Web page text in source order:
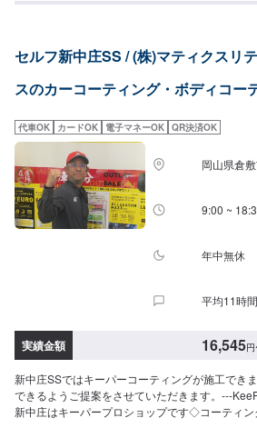
月無料点検洗車のサービスがございます。詳細
ください。＜＜コーティングオプション＞＞◉鉄
いた鉄粉を取り除きます。⚪︎施工価格（車サイ
2,970円（Sサイズ）3,310円（Mサイズ）3,620
ね返るピッチやタールをきれいに除去します。（
ィングの前処理・汚れ落としできれいに取ること
間：15分〜）「松ヤニ」などの樹液を、きれい
の前処理で取れることがあります）◉石灰のシミ
の粉。放っておくと白い汚れがこびりつきます。
取れることも多い）※症状によって別途お見積り
びりつく花粉。（夏まで放っておくとなくなるこ
ズ）3,620円（Lサイズ）4,180円（LLサイズ）
パーツをコートし色あせを防ぎ汚れから守りま
段が変わります。◉ホイールクリーニング（作業
ングル】（作業時間：50分〜）分厚い1層のガラ
チ）11,800円（16〜19インチ）13,900円（20イ
時間：2時間〜）分厚い2層のガラス被膜15,500
（16〜19インチ）20,900円（20インチ〜）※作
す。◉エンジンルームクリーン&プロテクト（作
ームにこびりついた汚れをきれいにして専用のコ
M：33,300円L：35,500円LL：40,300円XL：
が得られますSS：52,300円S：57,800円M：
74,400円XL：95,200円※鏡面研磨は別途料金(軽
New!!【ダイヤⅡキーパー】（施工時間：6〜8時
ながらも、金額はWダイヤよりお得。コスパ重視
ハイエンドコーティングです。SS：63,300円S
78,600円LL：85,400円XL：106,200円※鏡面研磨
金に含みます）【Wダイヤモンドキーパー】（施
3年(1年に1度のメンテナンスで5年)）ガラス被膜
皮膜を作りますSS：75,800円S：83,800円M：
108,000円XL：137,900円※鏡面研磨は別途料金(
1年に1度のメンテナンスで5年)）超強力な防汚
金(軽研磨は施工料金に含みます）【EXキーパー
厚みを持つコーティング被膜で水と共にホコリや
とは違う被膜で、水シミ・水アカの定着を根本的
XL：178,000円【モールプロテクト】（施工時
ールを白いシミから守る5,400円【モールクリー
間：5〜8時間）白いシミを除去してその後シミ
セルフ新中庄SS / (株)マティクスリ
スのカーコーティング・ボディコー
代車OK カードOK 電子マネーOK QR決済OK
岡山県倉
9:00 ~
年中無休
平均11時
実績金額 16,545円
新中庄SSではキーパーコーティングが施工でき
できるようご提案をさせていただきます。---
新中庄はキーパープロショップです◇コーティン